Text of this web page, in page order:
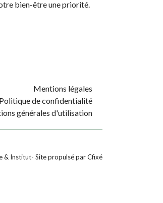
bien-être une priorité.
Mentions légales
Politique de confidentialité
générales d'utilisation
& Institut- Site propulsé parCfixé